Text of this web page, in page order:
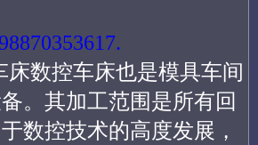
床数控车床也是模具车间
。其加工范围是所有回
数控技术的高度发展，